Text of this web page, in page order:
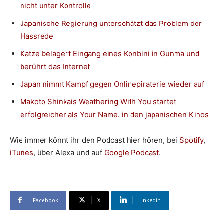
nicht unter Kontrolle
Japanische Regierung unterschätzt das Problem der
Hassrede
Katze belagert Eingang eines Konbini in Gunma und
berührt das Internet
Japan nimmt Kampf gegen Onlinepiraterie wieder auf
Makoto Shinkais Weathering With You startet
erfolgreicher als Your Name. in den japanischen Kinos
Wie immer könnt ihr den Podcast hier hören, bei Spotify,
iTunes, über Alexa und auf Google Podcast.
Facebook X Linkedin